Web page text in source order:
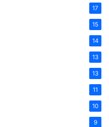
17
15
14
13
13
11
10
9